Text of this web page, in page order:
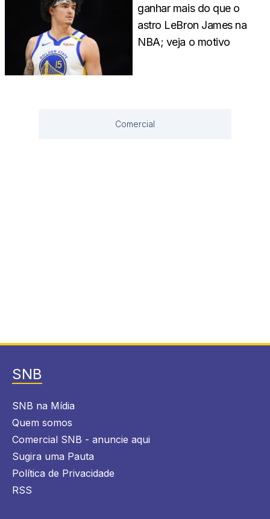
ganhar mais do que o
astro LeBron James na
NBA; veja o motivo
Comercial
SNB
SNB na Mídia
Quem somos
Comercial SNB - anuncie aqui
Sugira uma Pauta
Política de Privacidade
RSS